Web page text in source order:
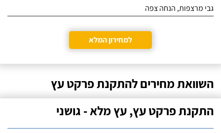
גבי מרצפות, הנחה צפה
למחירון המלא
השוואת מחירים להתקנת פרקט עץ
התקנת פרקט עץ, עץ מלא - גושני